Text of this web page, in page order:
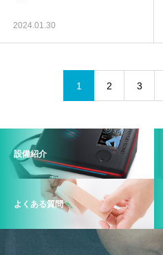
2024.01.30
1 2 3
設備紹介
よくある質問